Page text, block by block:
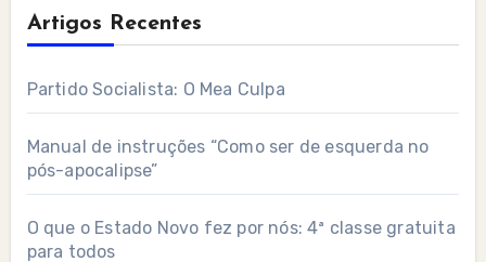
Artigos Recentes
Partido Socialista: O Mea Culpa
Manual de instruções “Como ser de esquerda no
pós-apocalipse”
O que o Estado Novo fez por nós: 4ª classe gratuita
para todos